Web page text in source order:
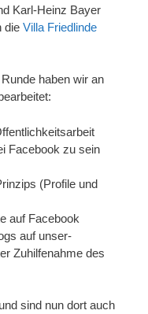
Karl-Heinz Bayer
die Villa Friedlinde
haben wir an
Facebook zu sein
(Profile und
auf Facebook
auf unser-
Zuhilfenahme des
sind nun dort auch